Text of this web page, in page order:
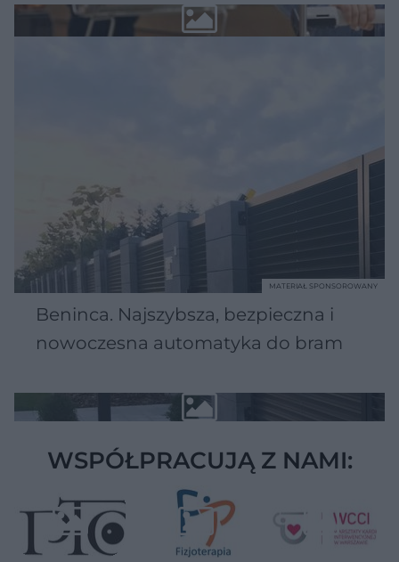
Beninca. Najszybsza, bezpieczna i
nowoczesna automatyka do bram
MATERIAŁ SPONSOROWANY
WSPÓŁPRACUJĄ Z NAMI: